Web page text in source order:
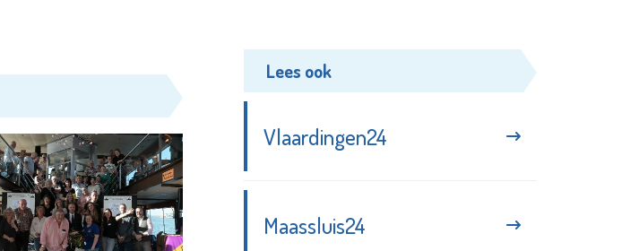
Lees ook
Vlaardingen24
Maassluis24